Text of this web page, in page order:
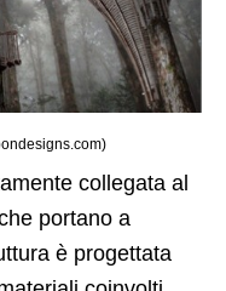
collegata al
portano a
è progettata